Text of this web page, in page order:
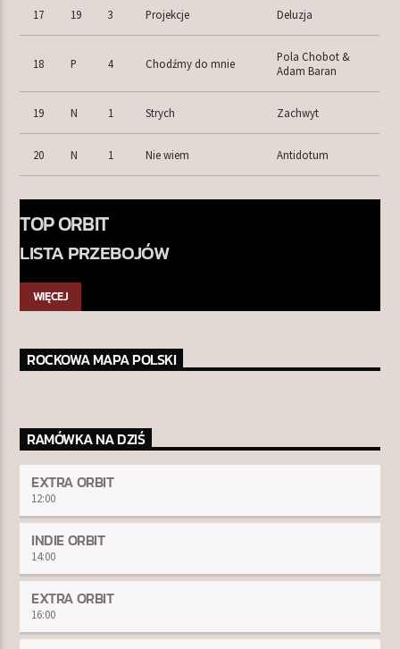
17 19 3 Projekcje Deluzja
18 P 4 Chodźmy do mnie
Pola Chobot &
Adam Baran
19 N 1 Strych Zachwyt
20 N 1 Nie wiem Antidotum
TOP ORBIT
LISTA PRZEBOJÓW
WIĘCEJ
ROCKOWA MAPA POLSKI
RAMÓWKA NA DZIŚ
EXTRA ORBIT
12:00
INDIE ORBIT
14:00
EXTRA ORBIT
16:00